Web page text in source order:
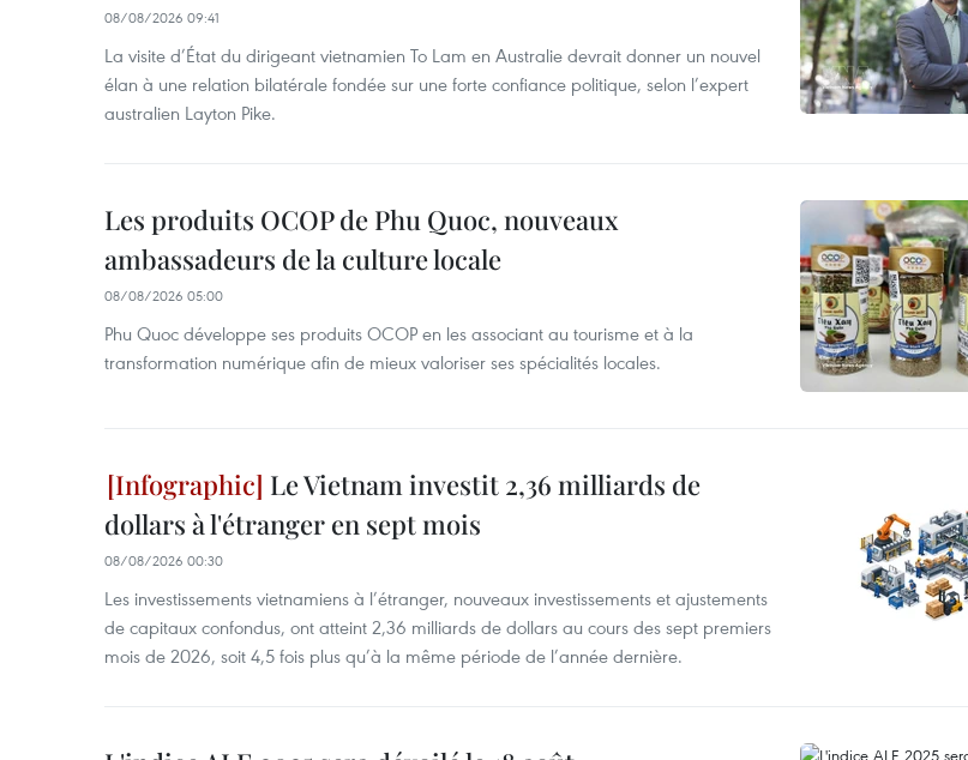
08/08/2026 09:41
La visite d’État du dirigeant vietnamien To Lam en Australie devrait donner un nouvel
élan à une relation bilatérale fondée sur une forte confiance politique, selon l’expert
australien Layton Pike.
Les produits OCOP de Phu Quoc, nouveaux
ambassadeurs de la culture locale
08/08/2026 05:00
Phu Quoc développe ses produits OCOP en les associant au tourisme et à la
transformation numérique afin de mieux valoriser ses spécialités locales.
Le Vietnam investit 2,36 milliards de
dollars à l'étranger en sept mois
08/08/2026 00:30
Les investissements vietnamiens à l’étranger, nouveaux investissements et ajustements
de capitaux confondus, ont atteint 2,36 milliards de dollars au cours des sept premiers
mois de 2026, soit 4,5 fois plus qu’à la même période de l’année dernière.